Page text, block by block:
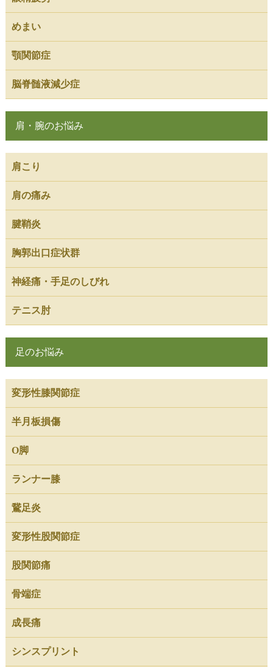
めまい
顎関節症
脳脊髄液減少症
肩・腕のお悩み
肩こり
肩の痛み
腱鞘炎
胸郭出口症状群
神経痛・手足のしびれ
テニス肘
足のお悩み
変形性膝関節症
半月板損傷
O脚
ランナー膝
鵞足炎
変形性股関節症
股関節痛
骨端症
成長痛
シンスプリント